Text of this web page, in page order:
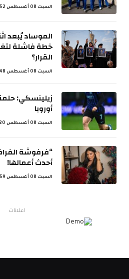
السبت 08 أغسطس 7:52 ص
الموساد يُبعد
خطة فاشلة
القرار؟
السبت 08 أغسطس 7:48 ص
زيلينسكي:
أوروبا
السبت 08 أغسطس 7:20 ص
“فرفوشة
أحدث أعمالها!
السبت 08 أغسطس 6:59 ص
اعلانات